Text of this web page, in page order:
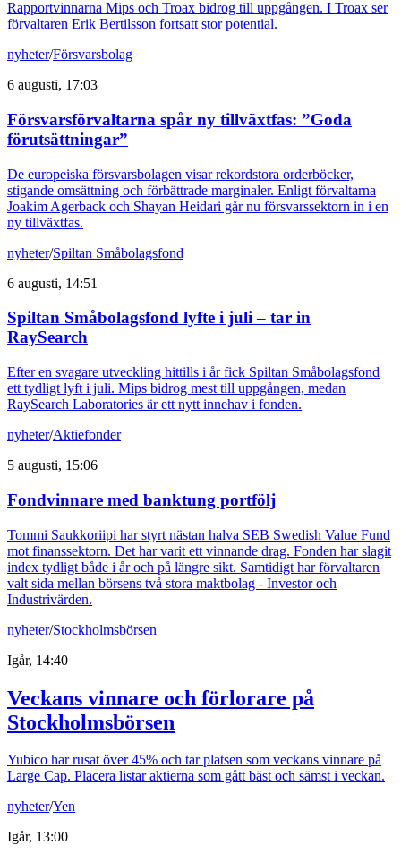
Rapportvinnarna Mips och Troax bidrog till uppgången. I Troax ser
förvaltaren Erik Bertilsson fortsatt stor potential.
nyheter/Försvarsbolag
6 augusti, 17:03
Försvarsförvaltarna spår ny tillväxtfas: ”Goda
förutsättningar”
De europeiska försvarsbolagen visar rekordstora orderböcker,
stigande omsättning och förbättrade marginaler. Enligt förvaltarna
Joakim Agerback och Shayan Heidari går nu försvarssektorn in i en
ny tillväxtfas.
nyheter/Spiltan Småbolagsfond
6 augusti, 14:51
Spiltan Småbolagsfond lyfte i juli – tar in
RaySearch
Efter en svagare utveckling hittills i år fick Spiltan Småbolagsfond
ett tydligt lyft i juli. Mips bidrog mest till uppgången, medan
RaySearch Laboratories är ett nytt innehav i fonden.
nyheter/Aktiefonder
5 augusti, 15:06
Fondvinnare med banktung portfölj
Tommi Saukkoriipi har styrt nästan halva SEB Swedish Value Fund
mot finanssektorn. Det har varit ett vinnande drag. Fonden har slagit
index tydligt både i år och på längre sikt. Samtidigt har förvaltaren
valt sida mellan börsens två stora maktbolag - Investor och
Industrivärden.
nyheter/Stockholmsbörsen
Igår, 14:40
Veckans vinnare och förlorare på
Stockholmsbörsen
Yubico har rusat över 45% och tar platsen som veckans vinnare på
Large Cap. Placera listar aktierna som gått bäst och sämst i veckan.
nyheter/Yen
Igår, 13:00